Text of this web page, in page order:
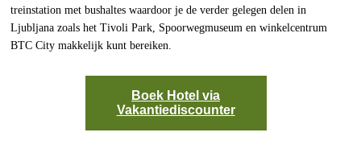
treinstation met bushaltes waardoor je de verder gelegen delen in
Ljubljana zoals het Tivoli Park, Spoorwegmuseum en winkelcentrum
BTC City makkelijk kunt bereiken.
Boek Hotel via
Vakantiediscounter